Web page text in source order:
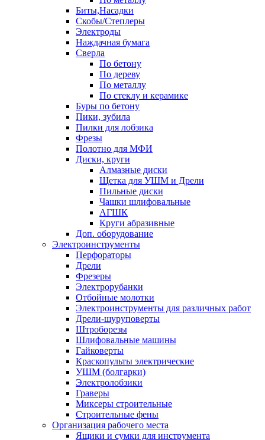
Биты,Насадки
Скобы/Степлеры
Электроды
Наждачная бумага
Сверла
По бетону
По дереву
По металлу
По стеклу и керамике
Буры по бетону
Пики, зубила
Пилки для лобзика
Фрезы
Полотно для МФИ
Диски, круги
Алмазные диски
Щетка для УШМ и Дрели
Пильные диски
Чашки шлифовальные
АГШК
Круги абразивные
Доп. оборудование
Электроинструменты
Перфораторы
Дрели
Фрезеры
Электрорубанки
Отбойные молотки
Электроинструменты для различных работ
Дрели-шуруповерты
Штроборезы
Шлифовальные машины
Гайковерты
Краскопульты электрические
УШМ (болгарки)
Электролобзики
Граверы
Миксеры строительные
Строительные фены
Организация рабочего места
Ящики и сумки для инструмента